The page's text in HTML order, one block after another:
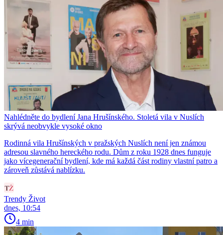
Nahlédněte do bydlení Jana Hrušínského. Stoletá vila v Nuslích
skrývá neobvykle vysoké okno
Rodinná vila Hrušínských v pražských Nuslích není jen známou
adresou slavného hereckého rodu. Dům z roku 1928 dnes funguje
jako vícegenerační bydlení, kde má každá část rodiny vlastní patro a
zároveň zůstává nablízku.
Trendy Život
dnes, 10:54
4 min